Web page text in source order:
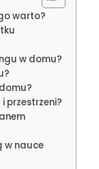
warto?
w domu?
przestrzeni?
w nauce